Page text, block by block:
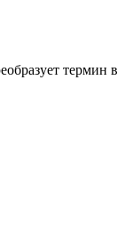
термин в